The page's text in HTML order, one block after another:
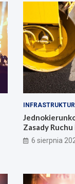
Zasady
6 sierpnia